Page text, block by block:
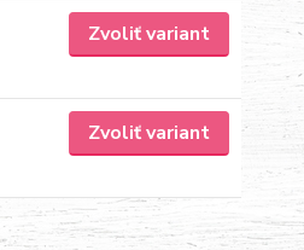
Zvoliť variant
Zvoliť variant